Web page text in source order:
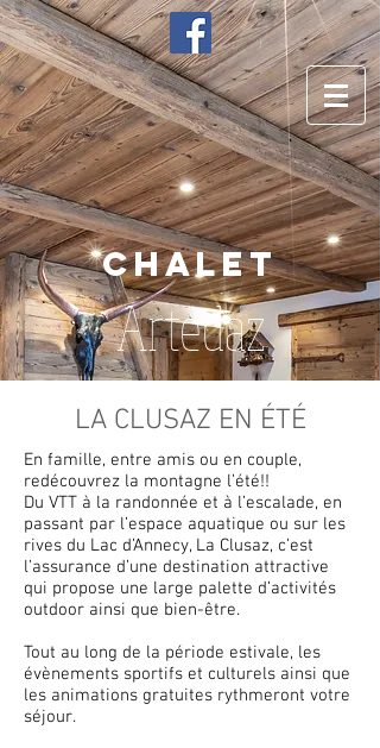
Chalet
Artedaz
LA CLUSAZ EN ÉTÉ
En famille, entre amis ou en couple,
redécouvrez la montagne l’été!!
Du VTT à la randonnée et à l’escalade, en
passant par l’espace aquatique ou sur les
rives du Lac d’Annecy, La Clusaz, c’est
l’assurance d’une destination attractive
qui propose une large palette d’activités
outdoor ainsi que bien-être.
Tout au long de la période estivale, les
évènements sportifs et culturels ainsi que
les animations gratuites rythmeront votre
séjour.